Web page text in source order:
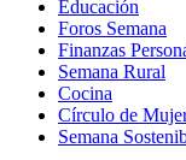
window
new
window
Educación
Foros Semana
Finanzas
Semana Rural
Cocina
Círculo de
Semana